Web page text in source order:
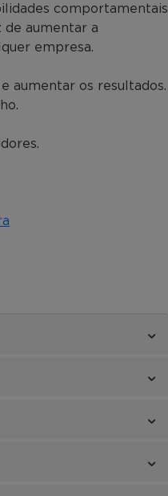
comportamentais
de aumentar a
empresa.
aumentar os resultados.